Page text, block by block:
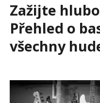
Zažijte
Přehled o
všechny